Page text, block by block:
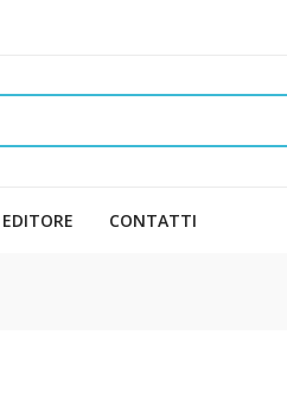
CONTATTI